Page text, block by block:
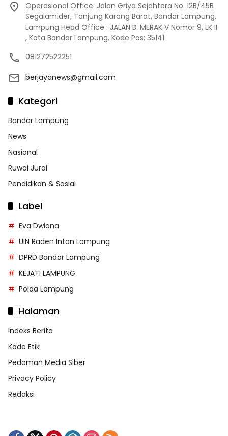
Operasional Office: Jalan Griya Sejahtera No. 12B/45B
Segalamider, Tanjung Karang Barat, Bandar Lampung,
Lampung Head Office : JALAN B. MERAK V Nomor 9, LK II
, Kota Bandar Lampung, Kode Pos: 35141
081272522251
berjayanews@gmail.com
Kategori
Bandar Lampung
News
Nasional
Ruwai Jurai
Pendidikan & Sosial
Label
Eva Dwiana
UIN Raden Intan Lampung
DPRD Bandar Lampung
KEJATI LAMPUNG
Polda Lampung
Halaman
Indeks Berita
Kode Etik
Pedoman Media Siber
Privacy Policy
Redaksi